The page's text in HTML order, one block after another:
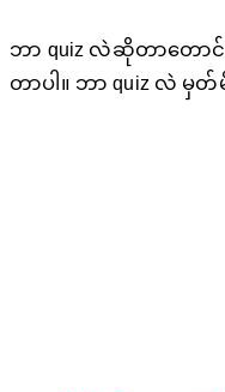
ဘာ quiz လဲဆိုတာတောင်
တာပါ။ ဘာ quiz လဲ မှတ်